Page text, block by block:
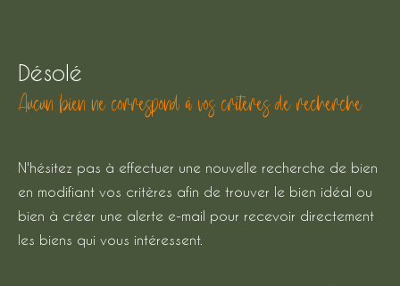
Désolé
Aucun bien ne correspond à vos critères de recherche
N'hésitez pas à effectuer une nouvelle recherche de bien
en modifiant vos critères afin de trouver le bien idéal ou
bien à créer une alerte e-mail pour recevoir directement
les biens qui vous intéressent.
Ville
Surface
Pièces